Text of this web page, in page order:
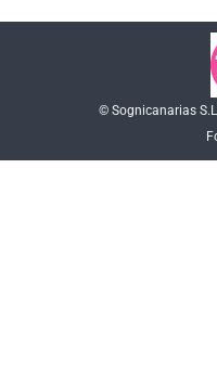
© Sognicanarias